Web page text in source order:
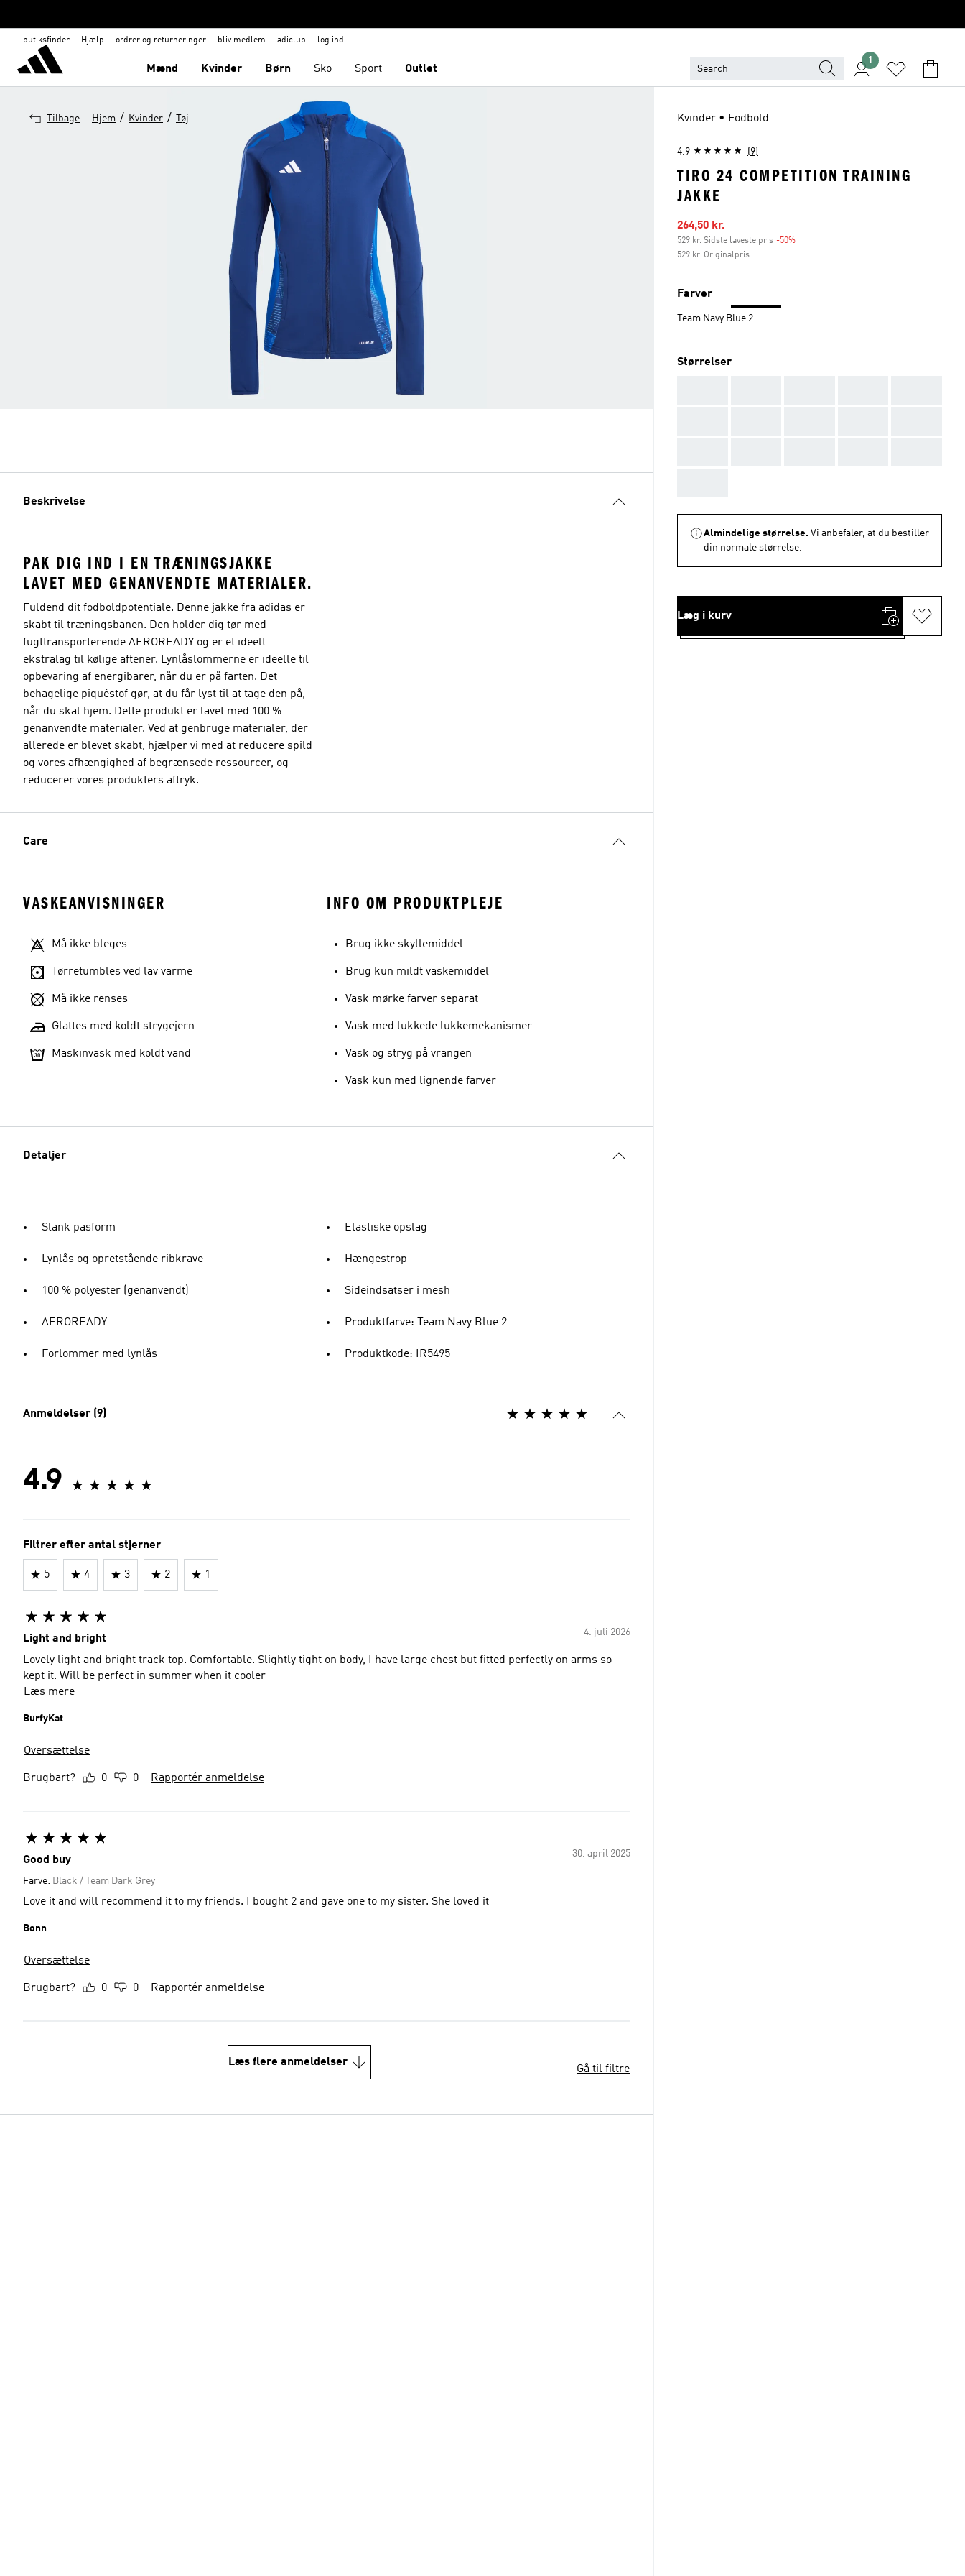
butiksfinder Hjælp ordrer og returneringer bliv medlem adiclub log ind
Mænd Kvinder Børn Sko Sport Outlet
1
Tilbage Hjem / Kvinder / Tøj
Beskrivelse
PAK DIG IND I EN TRÆNINGSJAKKE
LAVET MED GENANVENDTE MATERIALER.
Fuldend dit fodboldpotentiale. Denne jakke fra adidas er
skabt til træningsbanen. Den holder dig tør med
fugttransporterende AEROREADY og er et ideelt
ekstralag til kølige aftener. Lynlåslommerne er ideelle til
opbevaring af energibarer, når du er på farten. Det
behagelige piquéstof gør, at du får lyst til at tage den på,
når du skal hjem. Dette produkt er lavet med 100 %
genanvendte materialer. Ved at genbruge materialer, der
allerede er blevet skabt, hjælper vi med at reducere spild
og vores afhængighed af begrænsede ressourcer, og
reducerer vores produkters aftryk.
Care
VASKEANVISNINGER
Må ikke bleges
Tørretumbles ved lav varme
Må ikke renses
Glattes med koldt strygejern
Maskinvask med koldt vand
INFO OM PRODUKTPLEJE
Brug ikke skyllemiddel
Brug kun mildt vaskemiddel
Vask mørke farver separat
Vask med lukkede lukkemekanismer
Vask og stryg på vrangen
Vask kun med lignende farver
Detaljer
Slank pasform
Lynlås og opretstående ribkrave
100 % polyester (genanvendt)
AEROREADY
Forlommer med lynlås
Elastiske opslag
Hængestrop
Sideindsatser i mesh
Produktfarve: Team Navy Blue 2
Produktkode: IR5495
Anmeldelser (9)
4.9
Filtrer efter antal stjerner
5 4 3 2 1
4. juli 2026
Light and bright
Lovely light and bright track top. Comfortable. Slightly tight on body, I have large chest but fitted perfectly on arms so
kept it. Will be perfect in summer when it cooler
Læs mere
BurfyKat
Oversættelse
Brugbart? 0 0 Rapportér anmeldelse
30. april 2025
Good buy
Farve: Black / Team Dark Grey
Love it and will recommend it to my friends. I bought 2 and gave one to my sister. She loved it
Bonn
Oversættelse
Brugbart? 0 0 Rapportér anmeldelse
Læs flere anmeldelser
Gå til filtre
Kvinder • Fodbold
4.9 (9)
TIRO 24 COMPETITION TRAINING
JAKKE
Udsalgspris
264,50 kr.
529 kr. Sidste laveste pris -50%
529 kr. Originalpris
Farver
Team Navy Blue 2
Størrelser
Almindelige størrelse. Vi anbefaler, at du bestiller
din normale størrelse.
Læg i kurv